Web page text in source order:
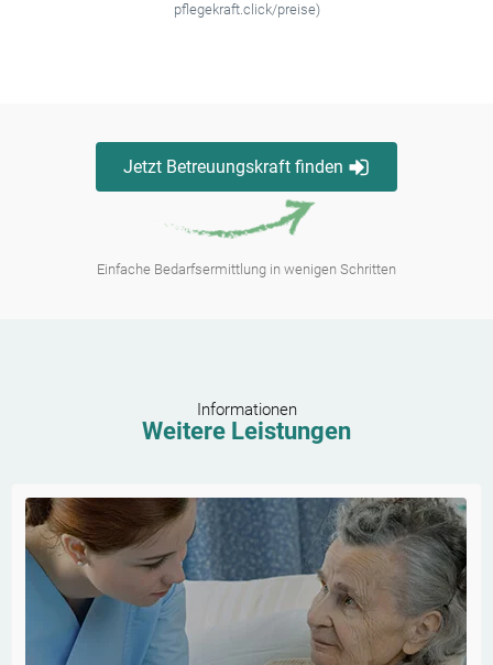
pflegekraft.click/preise)
Jetzt Betreuungskraft finden
Einfache Bedarfsermittlung in wenigen Schritten
Informationen
Weitere Leistungen